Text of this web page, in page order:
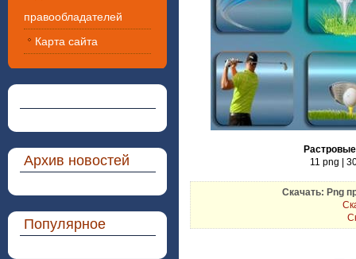
правообладателей
Карта сайта
Архив новостей
Популярное
11 png |
Скачать: Png